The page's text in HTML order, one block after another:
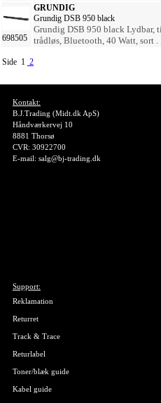
698505
GRUNDIG
Grundig DSB 950 black
Grundig DSB 950 black Lydbar,
trådløs, Bluetooth, 40 Watt, sort .
Side 1 2
Kontakt:
B.J.Trading (Midt.dk ApS)
Håndværkervej 10
8881 Thorsø
CVR: 30922700
E-mail: salg@bj-trading.dk
Support:
Reklamation
Returret
Track & Trace
Returlabel
Toner/blæk guide
Kabel guide